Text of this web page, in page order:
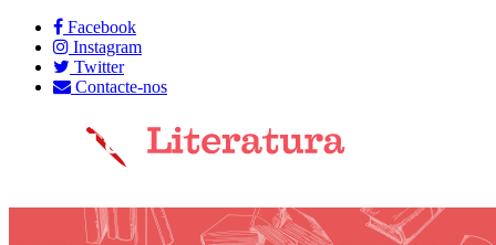
Facebook
Instagram
Twitter
Contacte-nos